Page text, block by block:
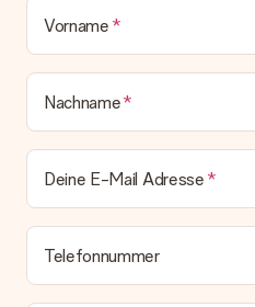
Vorname
Nachname
Deine E-Mail Adresse
Telefonnummer